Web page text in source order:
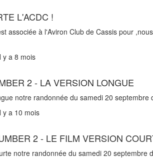
L'ACDC !
associée à l'Aviron Club de Cassis pour
a 8 mois
2 - LA VERSION LONGUE
notre randonnée du samedi 20 septembre
a 10 mois
2 - LE FILM VERSION
notre randonnée du samedi 20 septembre